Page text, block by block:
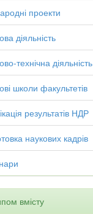
проекти
діяльність
технічна діяльність
школи факультетів
результатів НДР
наукових кадрів
вмісту